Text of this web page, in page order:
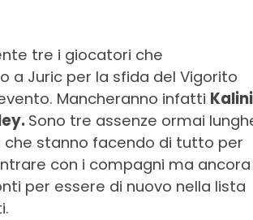
tre i giocatori che
a Juric per la sfida del Vigorito
Mancheranno infatti
Sono tre assenze ormai
stanno facendo di tutto per
con i compagni ma ancora
per essere di nuovo nella lista